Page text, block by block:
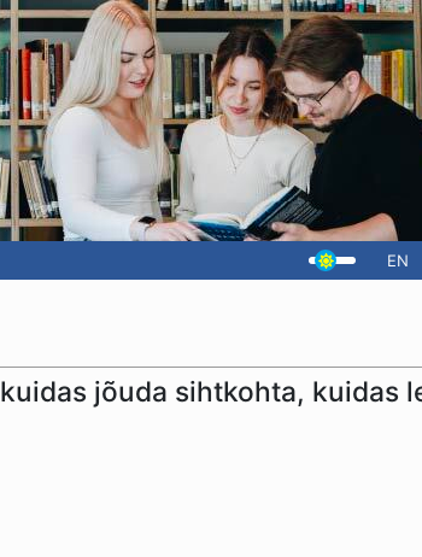
EN
jõuda sihtkohta, kuidas